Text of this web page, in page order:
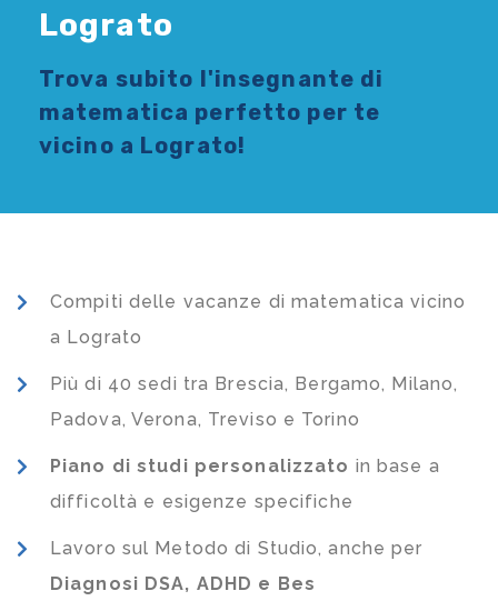
Lograto
Trova subito l'insegnante di
matematica perfetto per te
vicino a Lograto!
Compiti delle vacanze di matematica vicino
a Lograto
Più di 40 sedi tra Brescia, Bergamo, Milano,
Padova, Verona, Treviso e Torino
Piano di studi personalizzato in base a
difficoltà e esigenze specifiche
Lavoro sul Metodo di Studio, anche per
Diagnosi DSA, ADHD e Bes